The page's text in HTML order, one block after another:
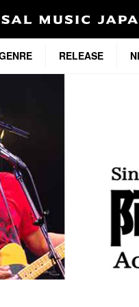
RELEASE